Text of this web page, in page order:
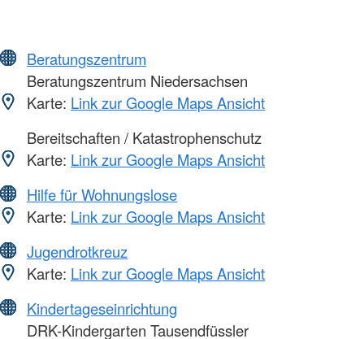
Beratungszentrum
Beratungszentrum Niedersachsen
Karte: Link zur Google Maps Ansicht
Bereitschaften / Katastrophenschutz
Karte: Link zur Google Maps Ansicht
Hilfe für Wohnungslose
Karte: Link zur Google Maps Ansicht
Jugendrotkreuz
Karte: Link zur Google Maps Ansicht
Kindertageseinrichtung
DRK-Kindergarten Tausendfüssler